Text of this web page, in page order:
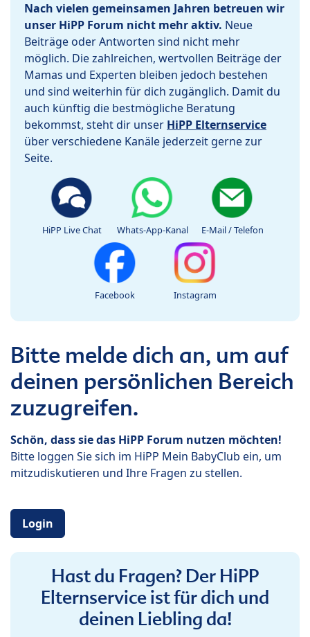
Nach vielen gemeinsamen Jahren betreuen wir
unser HiPP Forum nicht mehr aktiv. Neue
Beiträge oder Antworten sind nicht mehr
möglich. Die zahlreichen, wertvollen Beiträge der
Mamas und Experten bleiben jedoch bestehen
und sind weiterhin für dich zugänglich. Damit du
auch künftig die bestmögliche Beratung
bekommst, steht dir unser HiPP Elternservice
über verschiedene Kanäle jederzeit gerne zur
Seite.
HiPP Live Chat Whats-App-Kanal E-Mail / Telefon
Facebook Instagram
Bitte melde dich an, um auf
deinen persönlichen Bereich
zuzugreifen.
Schön, dass sie das HiPP Forum nutzen möchten!
Bitte loggen Sie sich im HiPP Mein BabyClub ein, um
mitzudiskutieren und Ihre Fragen zu stellen.
Login
Hast du Fragen? Der HiPP
Elternservice ist für dich und
deinen Liebling da!